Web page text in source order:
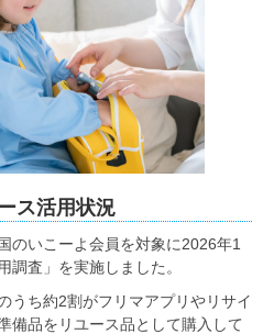
ス活用状況
のいこーよ会員を対象に2026年1
調査」を実施しました。
うち約2割がフリマアプリやリサイ
備品をリユース品として購入して